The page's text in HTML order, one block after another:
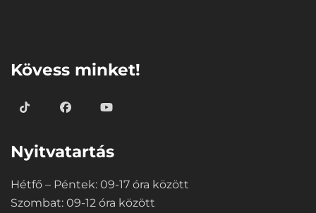
Kövess minket!
Nyitvatartás
Hétfő – Péntek: 09-17 óra között
Szombat: 09-12 óra között